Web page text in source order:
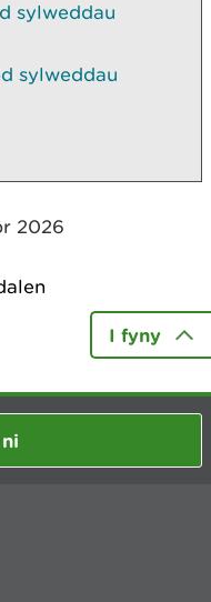
sylweddau
sylweddau
2026
I fyny